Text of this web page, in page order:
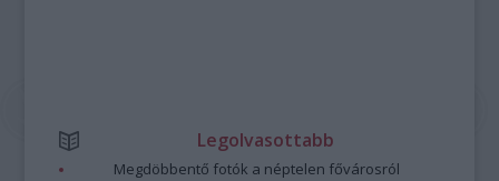
Legolvasottabb
Megdöbbentő fotók a néptelen fővárosról